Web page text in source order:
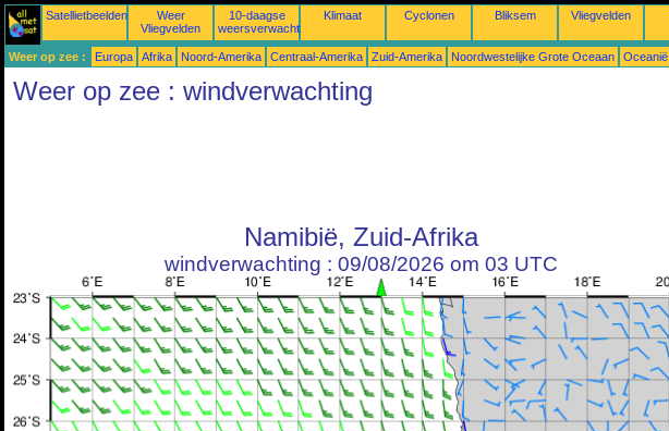
Satellietbeelden
Weer
Vliegvelden
10-daagse
weersverwachtingen
Klimaat Cyclonen Bliksem Vliegvelden
Weer op zee : Europa Afrika Noord-Amerika Centraal-Amerika Zuid-Amerika Noordwestelijke Grote Oceaan Oceanië
Weer op zee : windverwachting
Namibië, Zuid-Afrika
windverwachting : 09/08/2026 om 03 UTC